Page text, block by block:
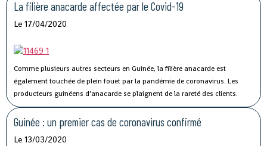
La filière anacarde affectée par le Covid-19
Le 17/04/2020
Comme plusieurs autres secteurs en Guinée, la filière anacarde est
également touchée de plein fouet par la pandémie de coronavirus. Les
producteurs guinéens d’anacarde se plaignent de la rareté des clients.
Lancée le 02 avril dernier, par le ministère du Commerce, la campagne de
commercialisation de l’anacarde n’a pas connu son affluence habituelle à
cause de la crise sanitaire qui secoue le monde.
Guinée : un premier cas de coronavirus confirmé
Le 13/03/2020